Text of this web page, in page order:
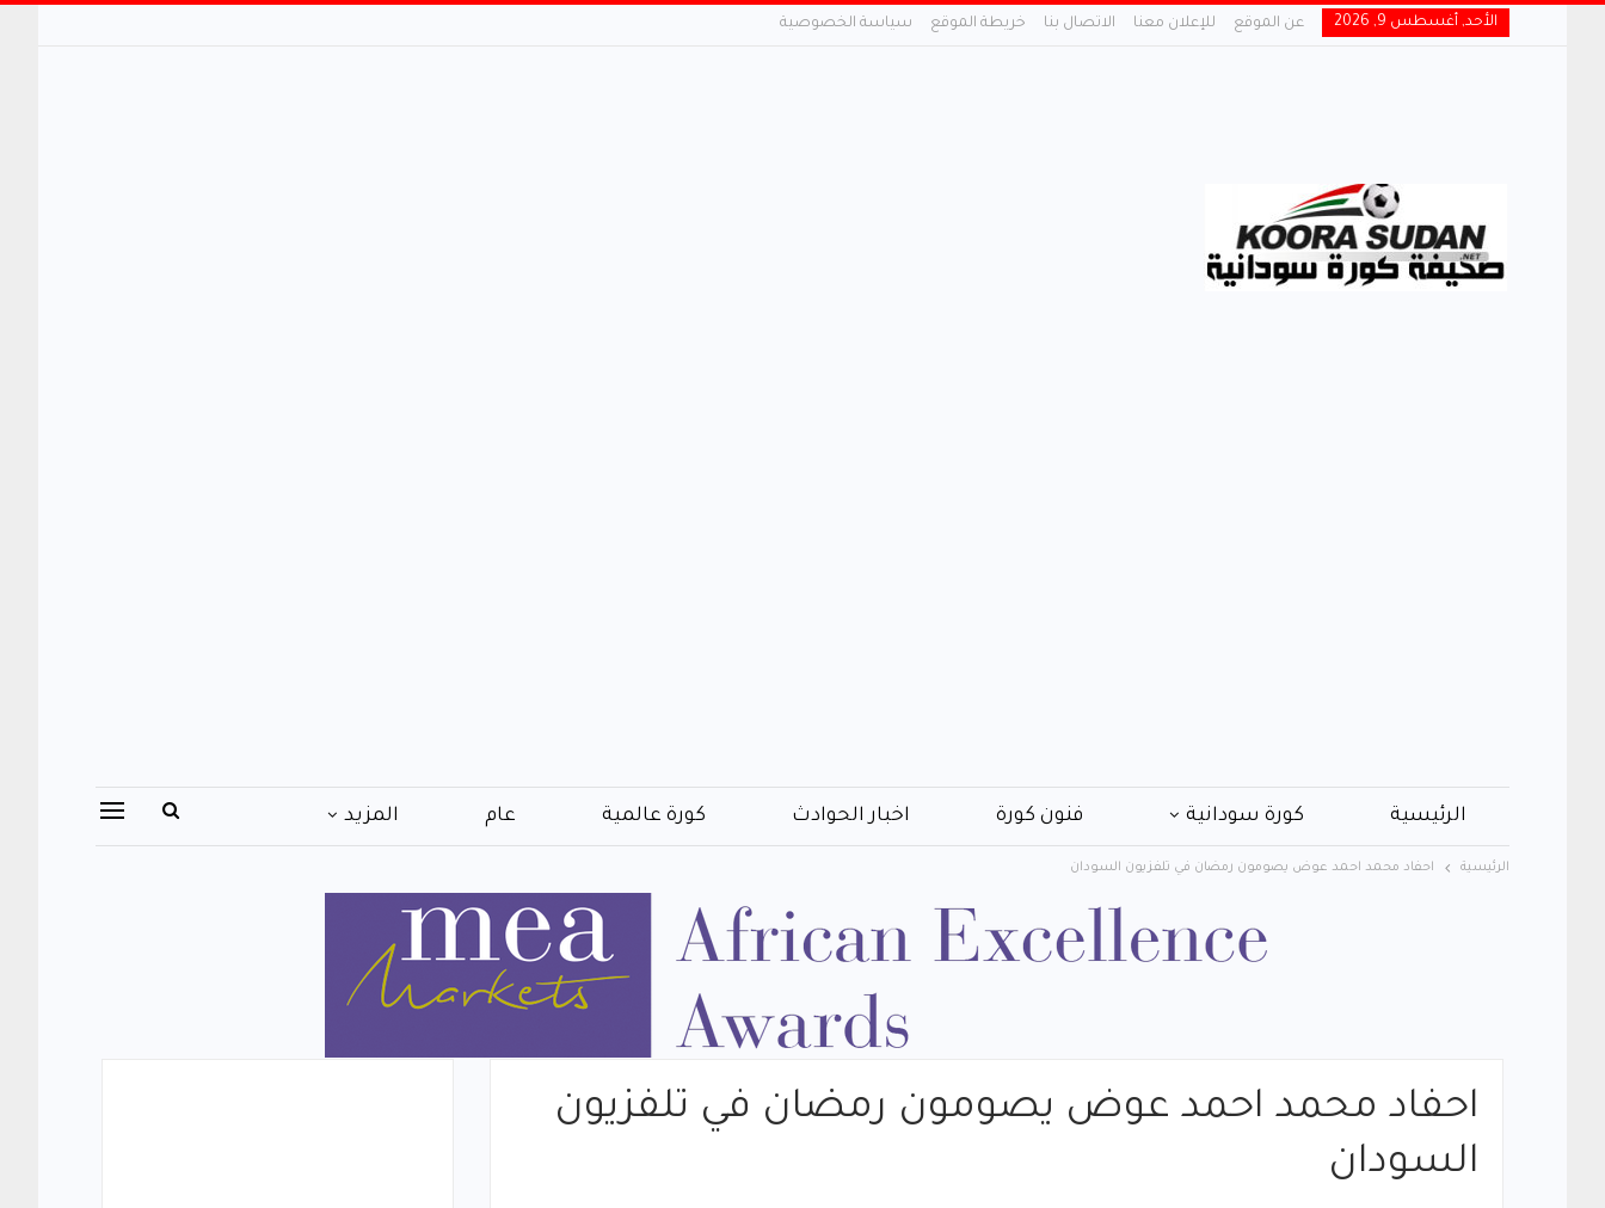
الأحد, أغسطس 9, 2026 عن الموقع للإعلان معنا الاتصال بنا خريطة الموقع سياسة الخصوصية
الرئيسية كورة سودانية فنون كورة اخبار الحوادث كورة عالمية عام المزيد
الرئيسية احفاد محمد احمد عوض يصومون رمضان في تلفزيون السودان
احفاد محمد احمد عوض يصومون رمضان في تلفزيون
السودان